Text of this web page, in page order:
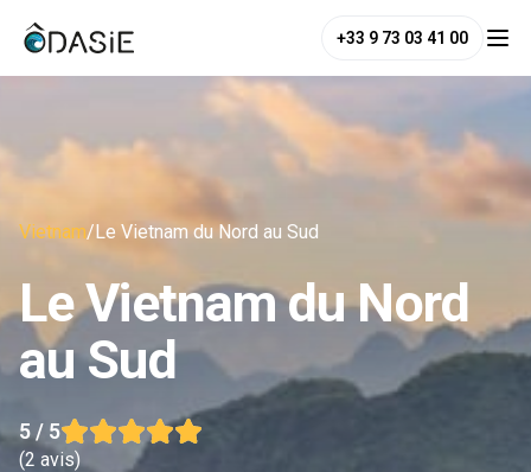
+33 9 73 03 41 00
Vietnam/Le Vietnam du Nord au Sud
Le Vietnam du Nord
au Sud
5 / 5
(2 avis)